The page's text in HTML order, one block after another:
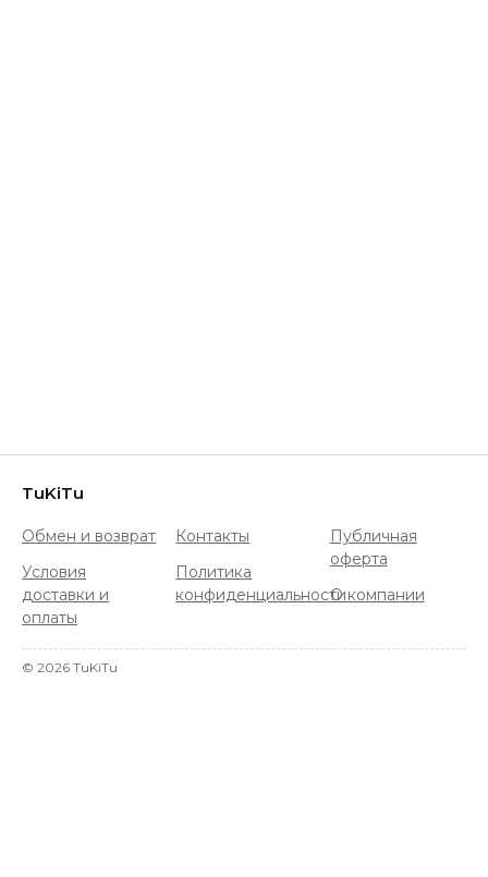
TuKiTu
Обмен и возврат
Условия
доставки и
оплаты
Контакты
Политика
конфиденциальности
Публичная
оферта
О компании
© 2026 TuKiTu